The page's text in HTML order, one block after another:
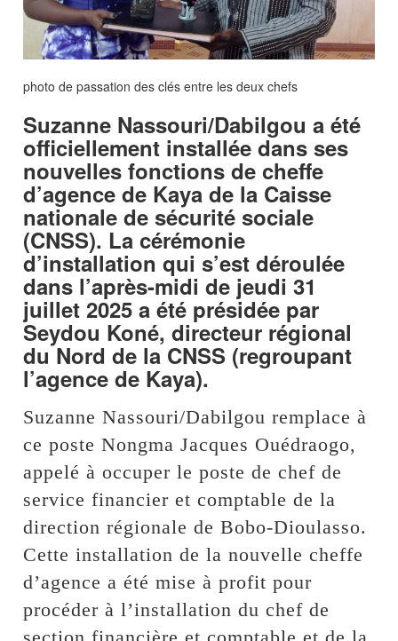
photo de passation des clés entre les deux chefs
Suzanne Nassouri/Dabilgou a été
officiellement installée dans ses
nouvelles fonctions de cheffe
d’agence de Kaya de la Caisse
nationale de sécurité sociale
(CNSS). La cérémonie
d’installation qui s’est déroulée
dans l’après-midi de jeudi 31
juillet 2025 a été présidée par
Seydou Koné, directeur régional
du Nord de la CNSS (regroupant
l’agence de Kaya).
Suzanne Nassouri/Dabilgou remplace à
ce poste Nongma Jacques Ouédraogo,
appelé à occuper le poste de chef de
service financier et comptable de la
direction régionale de Bobo-Dioulasso.
Cette installation de la nouvelle cheffe
d’agence a été mise à profit pour
procéder à l’installation du chef de